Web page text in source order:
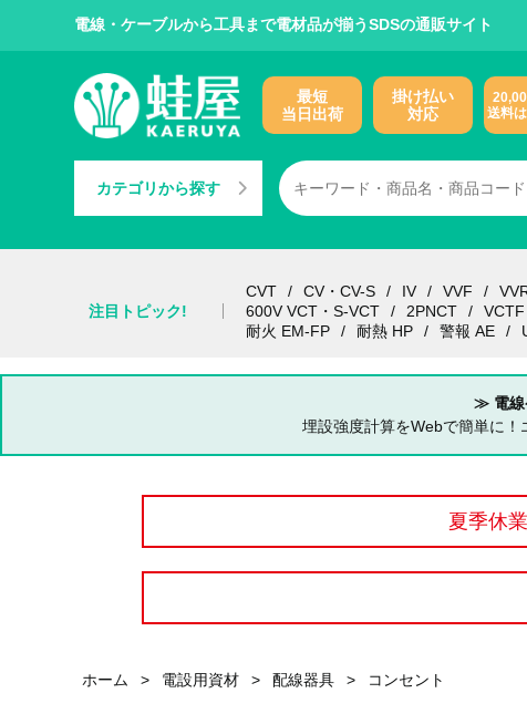
電線・ケーブルから工具まで電材品が揃うSDSの通販サイト
最短
当日出荷
掛け払い
対応
送料
カテゴリから探す
注目トピック!
CVT CV・CV-S IV VVF
600V VCT・S-VCT
2PNCT VCTF
耐火 EM-FP
耐熱 HP 警報 AE
≫ 電線
埋設強度計算をWebで簡単に！
夏季休
ホーム > 電設用資材 > 配線器具 > コンセント